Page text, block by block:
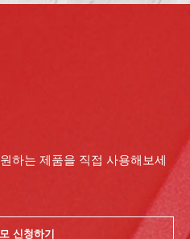
하는 제품을 직접 사용해보세
신청하기